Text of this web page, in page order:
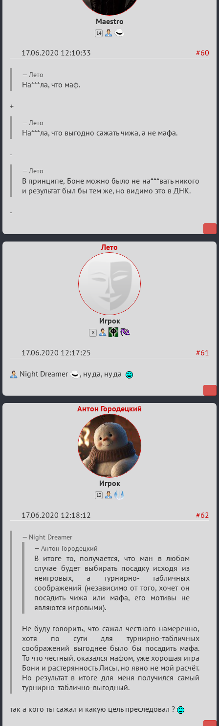
Maestro
14
#60
17.06.2020 12:10:33
Re:
Семейный
Лето
На***ла, что маф.
+
Лето
На***ла, что выгодно сажать чижа, а не мафа.
-
Лето
В принципе, Боне можно было не на***вать никого
и результат был бы тем же, но видимо это в ДНК.
-
Лето
Игрок
8
#61
17.06.2020 12:17:25
Re:
кубок
Night Dreamer , ну да, ну да
Антон Городецкий
Игрок
13
#62
17.06.2020 12:18:12
Re:
Семейный
кубок
Night Dreamer
Антон Городецкий
В итоге то, получается, что ман в любом
случае будет выбирать посадку исходя из
неигровых, а турнирно- табличных
соображений (независимо от того, хочет он
посадить чижа или мафа, его мотивы не
являются игровыми).
Не буду говорить, что сажал честного намеренно,
хотя по сути для турнирно-табличных
соображений выгоднее было бы посадить мафа.
То что честный, оказался мафом, уже хорошая игра
Бони и растерянность Лисы, но явно не мой расчёт.
Но результат в итоге для меня получился самый
турнирно-таблично-выгодный.
так а кого ты сажал и какую цель преследовал ?